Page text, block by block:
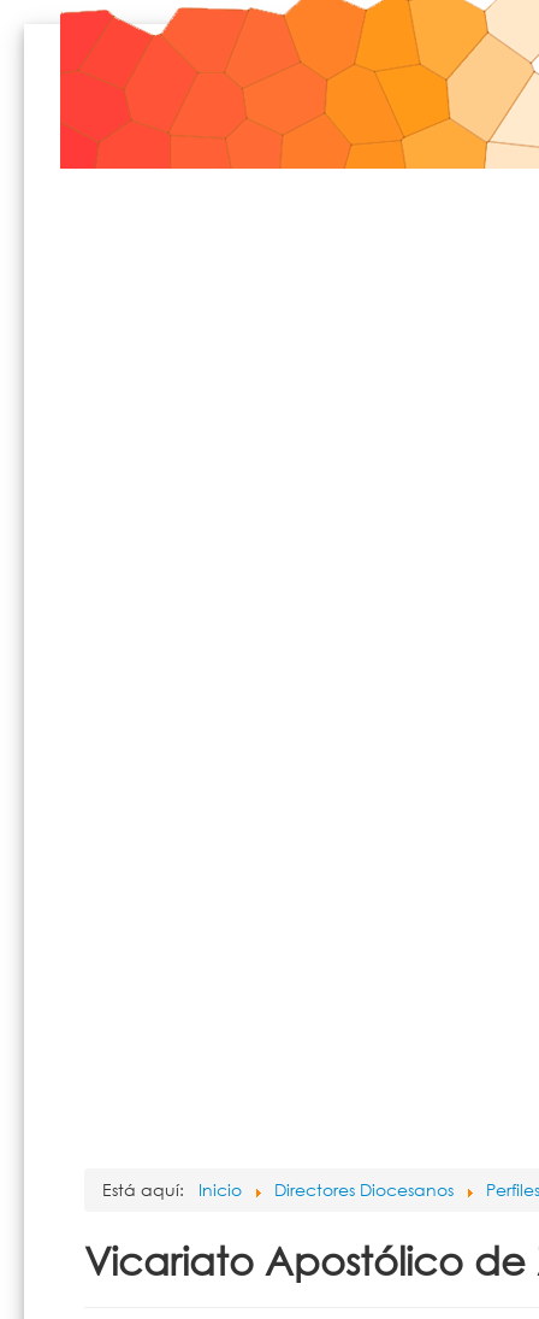
Está aquí: Inicio Directores Diocesanos Perfiles
Vicariato Apostólico de